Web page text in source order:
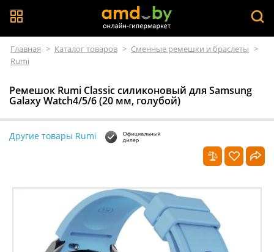
Главная > Каталог товаров > Сменные ремешки и браслеты >
Rumi
Ремешок Rumi Classic силиконовый для Samsung
Galaxy Watch4/5/6 (20 мм, голубой)
Другие товары Rumi